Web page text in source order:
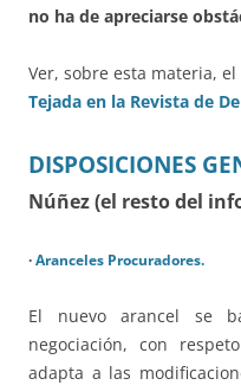
no ha de apreciarse
Ver, sobre esta materia, el
Tejada en la Revista de
DISPOSICIONES
Núñez (el resto del
·Aranceles Procuradores.
El nuevo arancel se
negociación, con
adapta a las